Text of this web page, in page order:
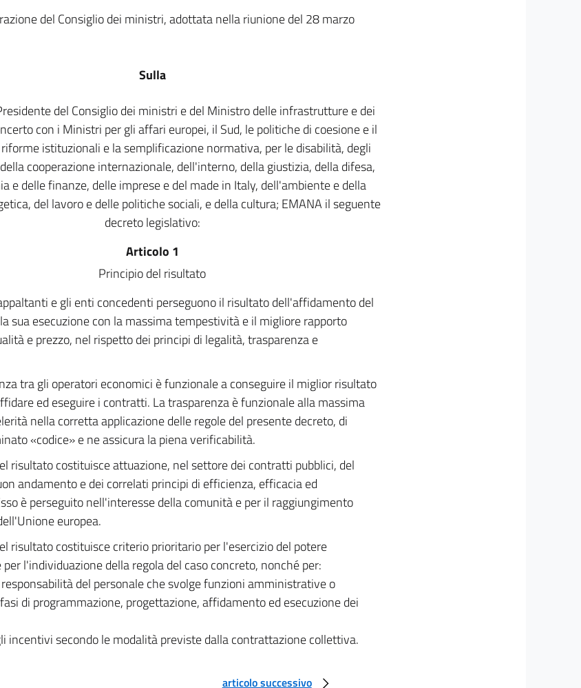
del Consiglio dei ministri, adottata nella riunione del 28 marzo
Sulla
del Consiglio dei ministri e del Ministro delle infrastrutture e dei
con i Ministri per gli affari europei, il Sud, le politiche di coesione e il
riforme istituzionali e la semplificazione normativa, per le disabilità, degli
cooperazione internazionale, dell'interno, della giustizia, della difesa,
e delle finanze, delle imprese e del made in Italy, dell'ambiente e della
del lavoro e delle politiche sociali, e della cultura; EMANA il seguente
decreto legislativo:
Articolo 1
Principio del risultato
e gli enti concedenti perseguono il risultato dell'affidamento del
sua esecuzione con la massima tempestività e il migliore rapporto
e prezzo, nel rispetto dei principi di legalità, trasparenza e
tra gli operatori economici è funzionale a conseguire il miglior risultato
ed eseguire i contratti. La trasparenza è funzionale alla massima
nella corretta applicazione delle regole del presente decreto, di
«codice» e ne assicura la piena verificabilità.
risultato costituisce attuazione, nel settore dei contratti pubblici, del
andamento e dei correlati principi di efficienza, efficacia ed
è perseguito nell'interesse della comunità e per il raggiungimento
europea.
risultato costituisce criterio prioritario per l'esercizio del potere
per l'individuazione della regola del caso concreto, nonché per:
del personale che svolge funzioni amministrative o
di programmazione, progettazione, affidamento ed esecuzione dei
incentivi secondo le modalità previste dalla contrattazione collettiva.
articolo successivo